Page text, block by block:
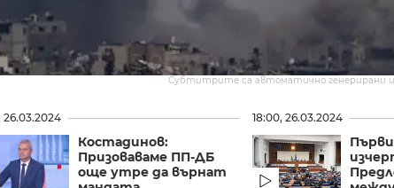
Субтитрите са автоматично генерирани
26.03.2024
Костадинов:
Призоваваме ПП-ДБ
още утре да върнат
18:00, 26.03.2024